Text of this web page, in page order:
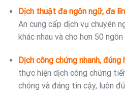
Dịch thuật đa ngôn ngữ, đa
An cung cấp dịch vụ chuyên
khác nhau và cho hơn 50 ngôn
Dịch công chứng nhanh, đúng
thực hiện dịch công chứng
chóng và đáng tin cậy, luôn